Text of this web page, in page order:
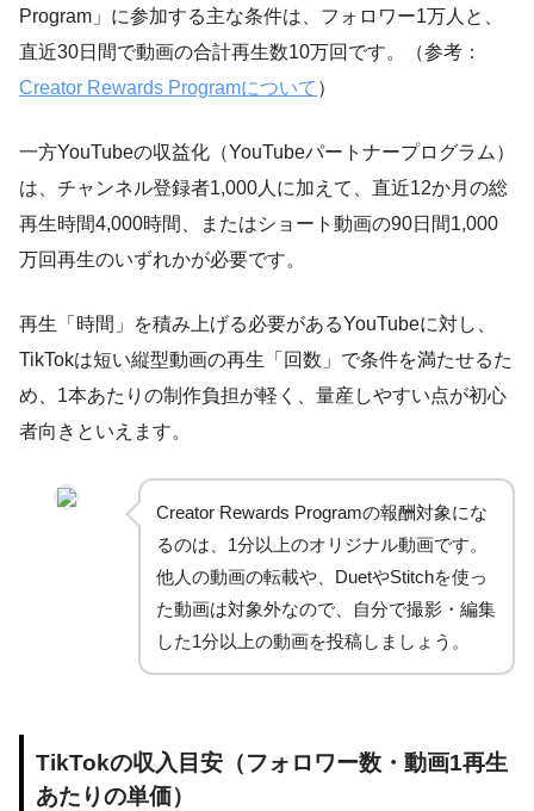
Program」に参加する主な条件は、フォロワー1万人と、
直近30日間で動画の合計再生数10万回です。（参考：
Creator Rewards Programについて ）
一方YouTubeの収益化（YouTubeパートナープログラム）
は、チャンネル登録者1,000人に加えて、直近12か月の総
再生時間4,000時間、またはショート動画の90日間1,000
万回再生のいずれかが必要です。
再生「時間」を積み上げる必要があるYouTubeに対し、
TikTokは短い縦型動画の再生「回数」で条件を満たせるた
め、1本あたりの制作負担が軽く、量産しやすい点が初心
者向きといえます。
Creator Rewards Programの報酬対象にな
るのは、1分以上のオリジナル動画です。
他人の動画の転載や、DuetやStitchを使っ
た動画は対象外なので、自分で撮影・編集
した1分以上の動画を投稿しましょう。
TikTokの収入目安（フォロワー数・動画1再生
あたりの単価）